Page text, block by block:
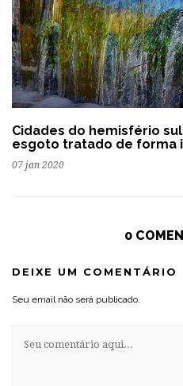
Cidades do hemisfério
esgoto tratado de forma
07 jan 2020
0
DEIXE UM COMENTÁRIO
Seu email não será publicado.